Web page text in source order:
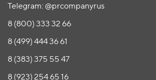
Telegram: @prcompanyrus
8 (800) 333 32 66
8 (499) 444 36 61
8 (383) 375 55 47
8 (923) 254 65 16